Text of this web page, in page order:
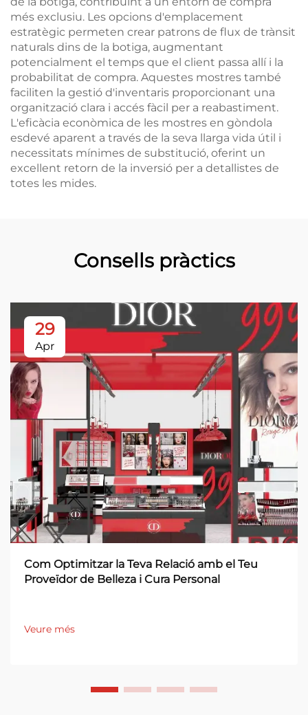
més exclusiu. Les opcions d'emplacement
estratègic permeten crear patrons de flux de trànsit
naturals dins de la botiga, augmentant
potencialment el temps que el client passa allí i la
probabilitat de compra. Aquestes mostres també
faciliten la gestió d'inventaris proporcionant una
organització clara i accés fàcil per a reabastiment.
L'eficàcia econòmica de les mostres en gòndola
esdevé aparent a través de la seva llarga vida útil i
necessitats mínimes de substitució, oferint un
excellent retorn de la inversió per a detallistes de
totes les mides.
Consells pràctics
29
Apr
Com Optimitzar la Teva Relació amb el Teu
Proveïdor de Belleza i Cura Personal
Veure més